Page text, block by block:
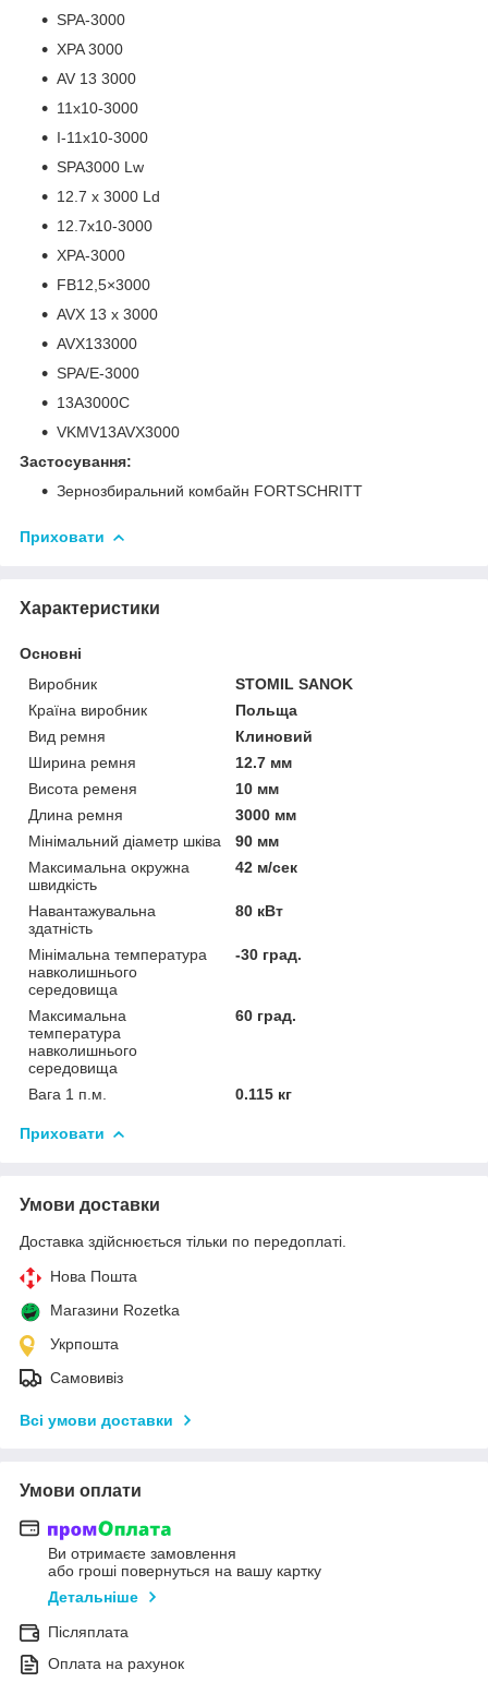
SPA-3000
XPA 3000
AV 13 3000
11x10-3000
I-11х10-3000
SPA3000 Lw
12.7 x 3000 Ld
12.7x10-3000
XPA-3000
FB12,5×3000
AVX 13 x 3000
AVX133000
ЅРА/E-3000
13А3000С
VKMV13AVX3000
Застосування:
Зернозбиральний комбайн FORTSCHRITT
Приховати
Характеристики
Основні
Виробник
STOMIL SANOK
Країна виробник
Польща
Вид ремня
Клиновий
Ширина ремня
12.7 мм
Висота ременя
10 мм
Длина ремня
3000 мм
Мінімальний діаметр шківа
90 мм
Максимальна окружна
швидкість
42 м/сек
Навантажувальна
здатність
80 кВт
Мінімальна температура
навколишнього
середовища
-30 град.
Максимальна
температура
навколишнього
середовища
60 град.
Вага 1 п.м. 0.115 кг
Приховати
Умови доставки
Доставка здійснюється тільки по передоплаті.
Нова Пошта
Магазини Rozetka
Укрпошта
Самовивіз
Всі умови доставки
Умови оплати
Ви отримаєте замовлення
або гроші повернуться на вашу картку
Детальніше
Післяплата
Оплата на рахунок